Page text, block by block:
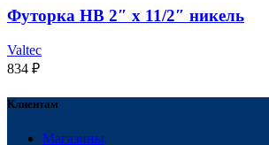
Футорка НВ 2″ x 11/2″ никель
Valtec
834 ₽
Клиентам
Магазины